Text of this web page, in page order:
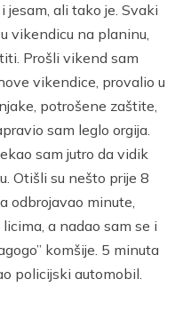
jesam, ali tako je. Svaki
vikendicu na planinu,
Prošli vikend sam
vikendice, provalio u
potrošene zaštite,
sam leglo orgija.
sam jutro da vidik
Otišli su nešto prije 8
odbrojavao minute,
a nadao sam se i
komšije. 5 minuta
policijski automobil.